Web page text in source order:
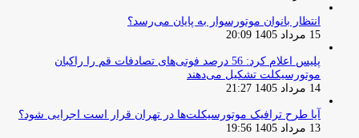
انتظار بانوان موتورسوار به پایان می‌رسد؟
15 مرداد 1405 20:09
پلیس اعلام کرد: 56 درصد فوتی‌های تصادفات قم را راکبان
موتورسیکلت تشکیل می‌دهند
14 مرداد 1405 21:27
آیا طرح ترافیک موتورسیکلت‌ها در تهران قرار است اجرایی شود؟
13 مرداد 1405 19:56